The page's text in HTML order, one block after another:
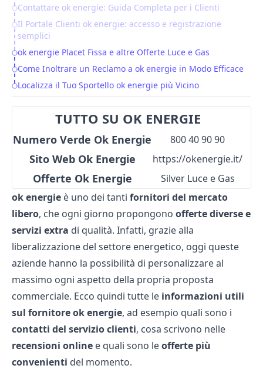
Contattare ok energie: Guida Completa per i Clienti
Il Portale Clienti ok energie: accesso e registrazione
semplici
ok energie Placet Fissa e altre Offerte Luce e Gas
Come Inoltrare un Reclamo a ok energie in Modo Efficace
Localizza il Tuo Sportello ok energie più Vicino
TUTTO SU OK ENERGIE
Numero Verde Ok Energie 800 40 90 90
Sito Web Ok Energie https://okenergie.it/
Offerte Ok Energie
Silver Luce e Gas
ok energie è uno dei tanti fornitori del mercato
libero, che ogni giorno propongono offerte diverse e
servizi extra di qualità. Infatti, grazie alla
liberalizzazione del settore energetico, oggi queste
aziende hanno la possibilità di personalizzare al
massimo ogni aspetto della propria proposta
commerciale. Ecco quindi tutte le informazioni utili
sul fornitore ok energie, ad esempio quali sono i
contatti del servizio clienti, cosa scrivono nelle
recensioni online e quali sono leofferte più
convenienti del momento.